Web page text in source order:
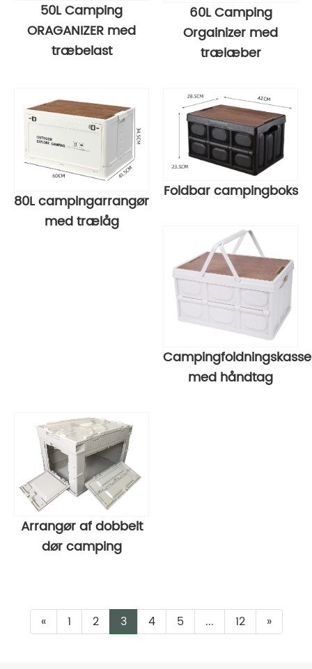
50L Camping
ORAGANIZER med
træbelast
60L Camping
Orgainizer med
trælæber
80L campingarrangør
med trælåg
Foldbar campingboks
Campingfoldningskasse
med håndtag
Arrangør af dobbelt
dør camping
« 1 2 3 4 5 ... 12 »